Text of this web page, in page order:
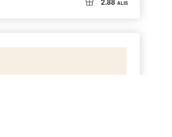
ALIS